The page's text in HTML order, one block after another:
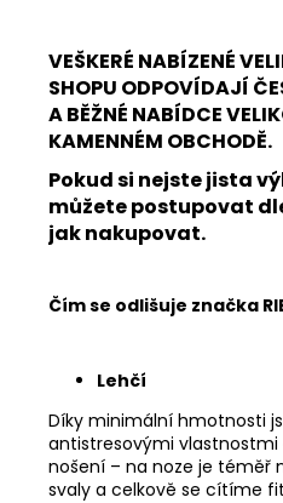
VEŠKERÉ NABÍZENÉ
SHOPU ODPOVÍDAJÍ
A BĚŽNÉ NABÍDCE
KAMENNÉM OBCHODĚ.
Pokud si nejste jista
můžete postupovat
jak nakupovat.
Čím se odlišuje značka
Lehčí
Díky minimální hmotnosti
antistresovými
nošení – na noze je téměř
svaly a celkově se cítíme